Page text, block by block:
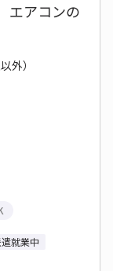
エアコンの
外）
就業中